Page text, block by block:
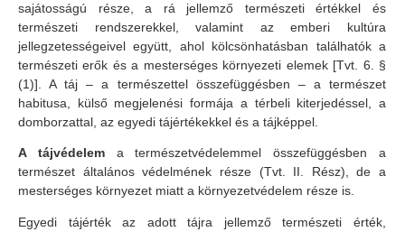
sajátosságú része, a rá jellemző természeti értékkel és
természeti rendszerekkel, valamint az emberi kultúra
jellegzetességeivel együtt, ahol kölcsönhatásban találhatók a
természeti erők és a mesterséges környezeti elemek [Tvt. 6. §
(1)].A táj – a természettel összefüggésben – a természet
habitusa, külső megjelenési formája a térbeli kiterjedéssel, a
domborzattal, az egyedi tájértékekkel és a tájképpel.
A tájvédelem a természetvédelemmel összefüggésben a
természet általános védelmének része (Tvt. II. Rész), de a
mesterséges környezet miatt a környezetvédelem része is.
Egyedi tájérték az adott tájra jellemző természeti érték,